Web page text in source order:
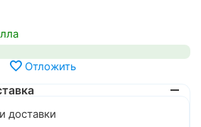
Отложить
доставки